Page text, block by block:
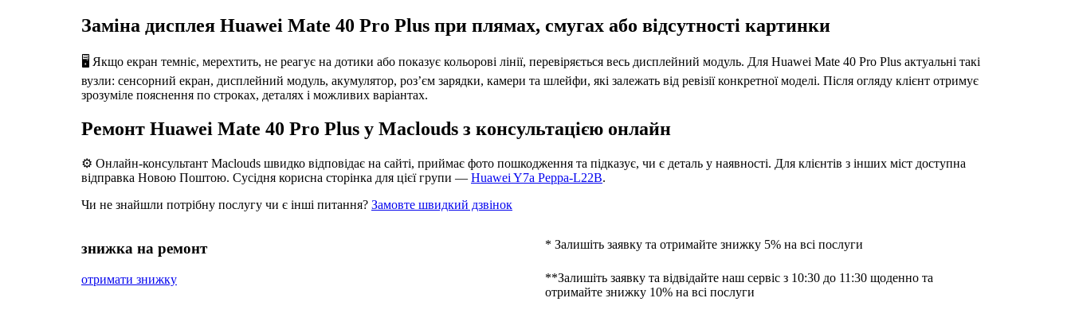
Заміна дисплея Huawei Mate 40 Pro Plus при плямах, смугах або відсутності картинки
🖥️ Якщо екран темніє, мерехтить, не реагує на дотики або показує кольорові лінії, перевіряється весь дисплейний модуль. Для Huawei Mate 40 Pro Plus актуальні такі
вузли: сенсорний екран, дисплейний модуль, акумулятор, роз’єм зарядки, камери та шлейфи, які залежать від ревізії конкретної моделі. Після огляду клієнт отримує
зрозуміле пояснення по строках, деталях і можливих варіантах.
Ремонт Huawei Mate 40 Pro Plus у Maclouds з консультацією онлайн
⚙️ Онлайн-консультант Maclouds швидко відповідає на сайті, приймає фото пошкодження та підказує, чи є деталь у наявності. Для клієнтів з інших міст доступна
відправка Новою Поштою. Сусідня корисна сторінка для цієї групи — Huawei Y7a Peppa-L22B.
Чи не знайшли потрібну послугу чи є інші питання? Замовте швидкий дзвінок
знижка на ремонт
отримати знижку
* Залишіть заявку та отримайте знижку 5% на всі послуги
**Залишіть заявку та відвідайте наш сервіс з 10:30 до 11:30 щоденно та
отримайте знижку 10% на всі послуги